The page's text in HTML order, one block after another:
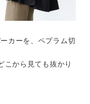
カーを、ペプラム切
こから見ても抜かり